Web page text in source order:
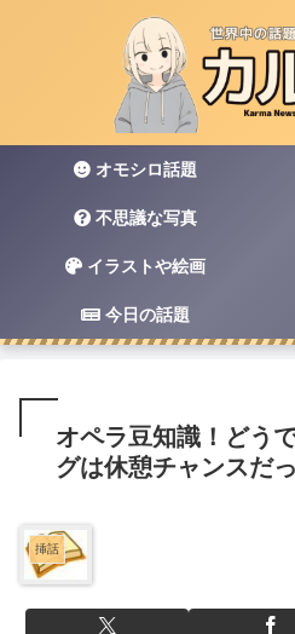
オモシロ話題
不思議な写真
イラストや絵画
今日の話題
オペラ豆知識！どう
グは休憩チャンスだ
挿話